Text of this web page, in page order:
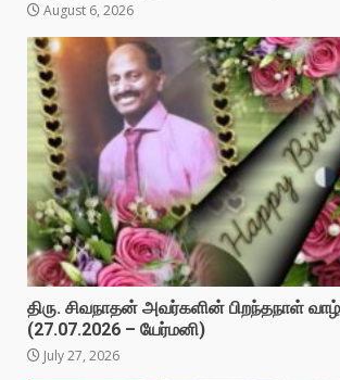
August 6, 2026
திரு. சிவநாதன் அவர்களின் பிறந்தநாள்
(27.07.2026 – யேர்மனி)
July 27, 2026